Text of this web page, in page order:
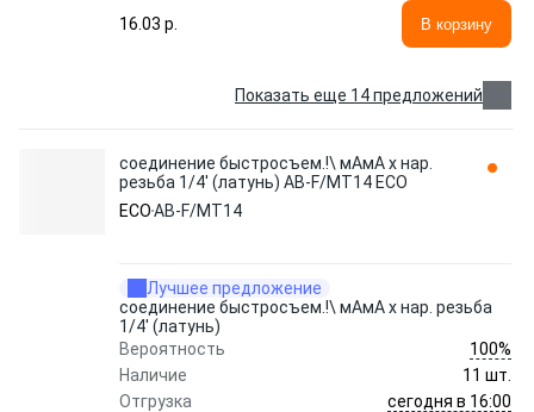
16.03 p.
В корзину
Показать еще 14 предложений
соединение быстросъем.!\ мАмА х нар.
резьба 1/4' (латунь) AB-F/MT14 ECO
ECOAB-F/MT14
Лучшее предложение
соединение быстросъем.!\ мАмА х нар. резьба
1/4' (латунь)
Вероятность
100%
Наличие
11 шт.
Отгрузка
сегодня в 16:00